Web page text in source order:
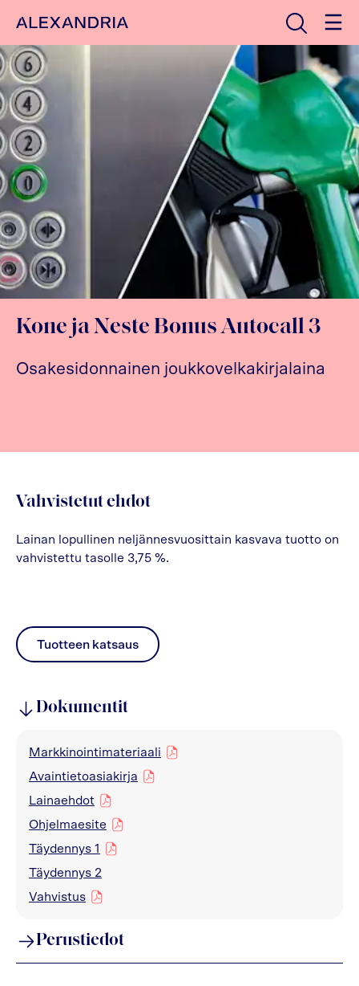
Etusivulle Avaa haku
Kone ja Neste Bonus Autocall 3
Osakesidonnainen joukkovelkakirjalaina
Vahvistetut ehdot
Lainan lopullinen neljännesvuosittain kasvava tuotto on
vahvistettu tasolle 3,75 %.
Tuotteen katsaus
pdf
Dokumentit
Markkinointimateriaali
pdf
Avaintietoasiakirja
pdf
Lainaehdot
pdf
Ohjelmaesite
pdf
Täydennys 1
pdf
Täydennys 2
Vahvistus
pdf
Perustiedot